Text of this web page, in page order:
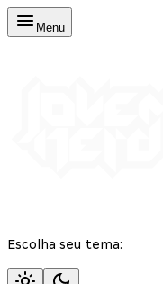
Menu
Escolha seu tema: